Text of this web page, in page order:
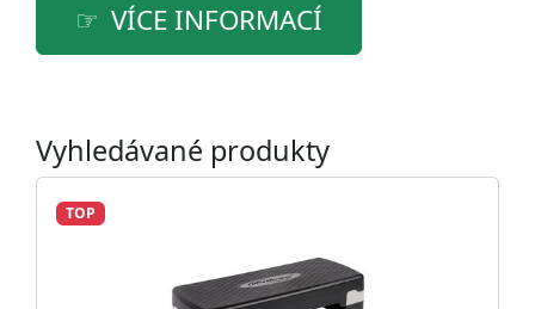
VÍCE INFORMACÍ
Vyhledávané produkty
TOP